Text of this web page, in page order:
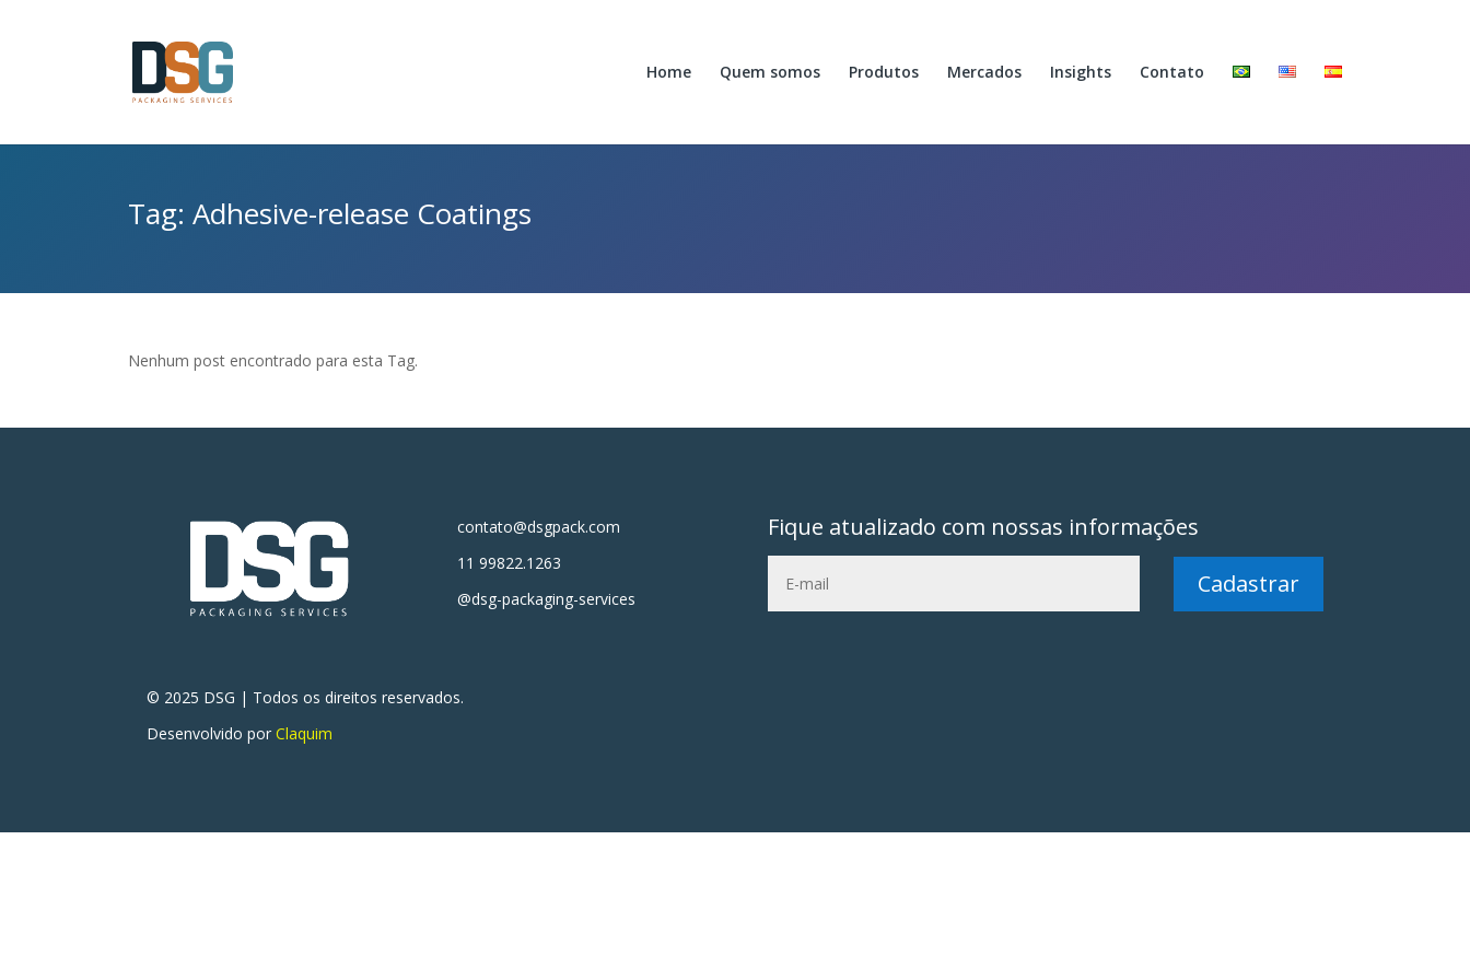
Home Quem somos Produtos Mercados Insights Contato
Tag: Adhesive-release Coatings
Nenhum post encontrado para esta Tag.
contato@dsgpack.com
11 99822.1263
@dsg-packaging-services
Fique atualizado com nossas informações
Cadastrar
© 2025 DSG | Todos os direitos reservados.
Desenvolvido porClaquim